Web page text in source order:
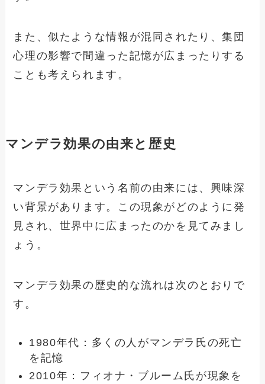
また、似たような情報が混同されたり、集団
心理の影響で間違った記憶が広まったりする
ことも考えられます。
マンデラ効果の由来と歴史
マンデラ効果という名前の由来には、興味深
い背景があります。この現象がどのように発
見され、世界中に広まったのかを見てみまし
ょう。
マンデラ効果の歴史的な流れは次のとおりで
す。
1980年代：多くの人がマンデラ氏の死亡
を記憶
2010年：フィオナ・ブルーム氏が現象を